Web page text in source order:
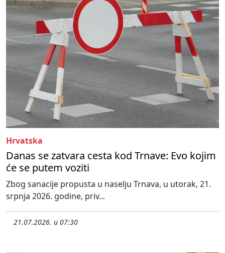
Hrvatska
Danas se zatvara cesta kod Trnave: Evo kojim
će se putem voziti
Zbog sanacije propusta u naselju Trnava, u utorak, 21.
srpnja 2026. godine, priv...
21.07.2026. u 07:30